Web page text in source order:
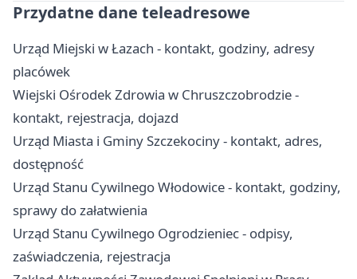
Przydatne dane teleadresowe
Urząd Miejski w Łazach - kontakt, godziny, adresy
placówek
Wiejski Ośrodek Zdrowia w Chruszczobrodzie -
kontakt, rejestracja, dojazd
Urząd Miasta i Gminy Szczekociny - kontakt, adres,
dostępność
Urząd Stanu Cywilnego Włodowice - kontakt, godziny,
sprawy do załatwienia
Urząd Stanu Cywilnego Ogrodzieniec - odpisy,
zaświadczenia, rejestracja